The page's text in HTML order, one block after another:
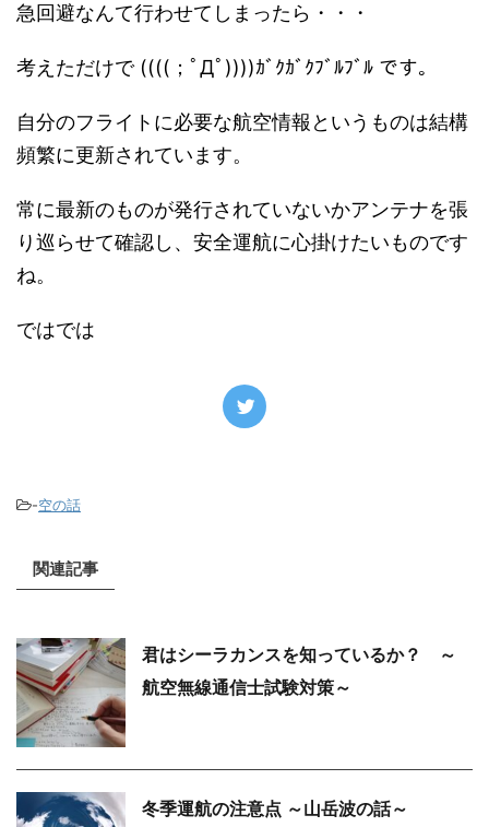
急回避なんて行わせてしまったら・・・
考えただけで ((((；ﾟДﾟ))))ｶﾞｸｶﾞｸﾌﾞﾙﾌﾞﾙ です。
自分のフライトに必要な航空情報というものは結構
頻繁に更新されています。
常に最新のものが発行されていないかアンテナを張
り巡らせて確認し、安全運航に心掛けたいものです
ね。
ではでは
-空の話
関連記事
君はシーラカンスを知っているか？ ～
航空無線通信士試験対策～
冬季運航の注意点 ～山岳波の話～